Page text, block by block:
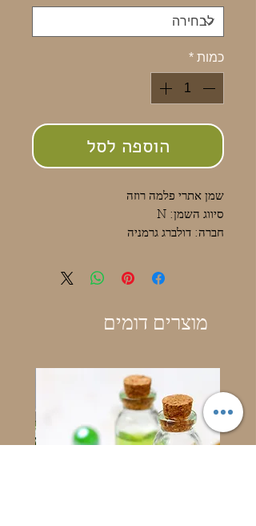
כמות *
הוספה לסל
שמן אתרי פלמה רוזה
סיווג השמן: N
חברה: דולברג גרמניה
מוצרים דומים